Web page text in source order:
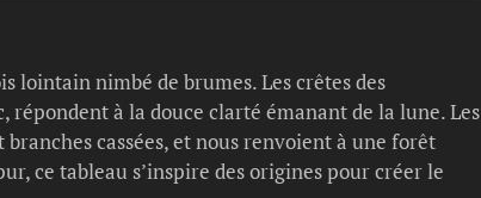
lointain nimbé de brumes. Les crêtes des
répondent à la douce clarté émanant de la lune. Les
cassées, et nous renvoient à une forêt
ce tableau s’inspire des origines pour créer le